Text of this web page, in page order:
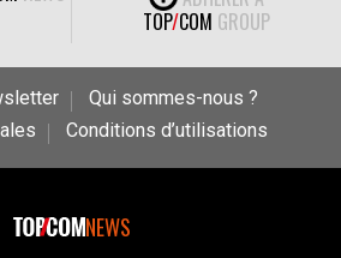
TOP/COM GROUP
Qui sommes-nous ?
Conditions d’utilisations
NEWS